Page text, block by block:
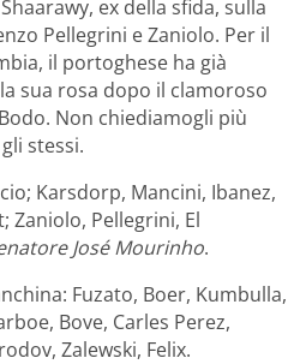
ex della sfida, sulla
Pellegrini e Zaniolo. Per il
il portoghese ha già
sua rosa dopo il clamoroso
Non chiediamogli più
stessi.
Karsdorp, Mancini, Ibanez,
Zaniolo, Pellegrini, El
José Mourinho.
Fuzato, Boer, Kumbulla,
Bove, Carles Perez,
Zalewski, Felix.